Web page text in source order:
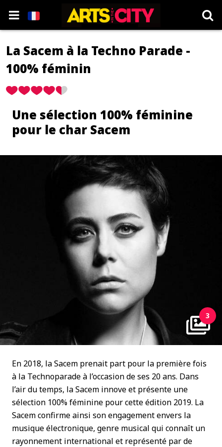
La Sacem à la Techno Parade -
100% féminin
Une sélection 100% féminine
pour le char Sacem
3
En 2018, la Sacem prenait part pour la première fois
à la Technoparade à l’occasion de ses 20 ans. Dans
l’air du temps, la Sacem innove et présente une
sélection 100% féminine pour cette édition 2019. La
Sacem confirme ainsi son engagement envers la
musique électronique, genre musical qui connaît un
rayonnement international et représenté par de